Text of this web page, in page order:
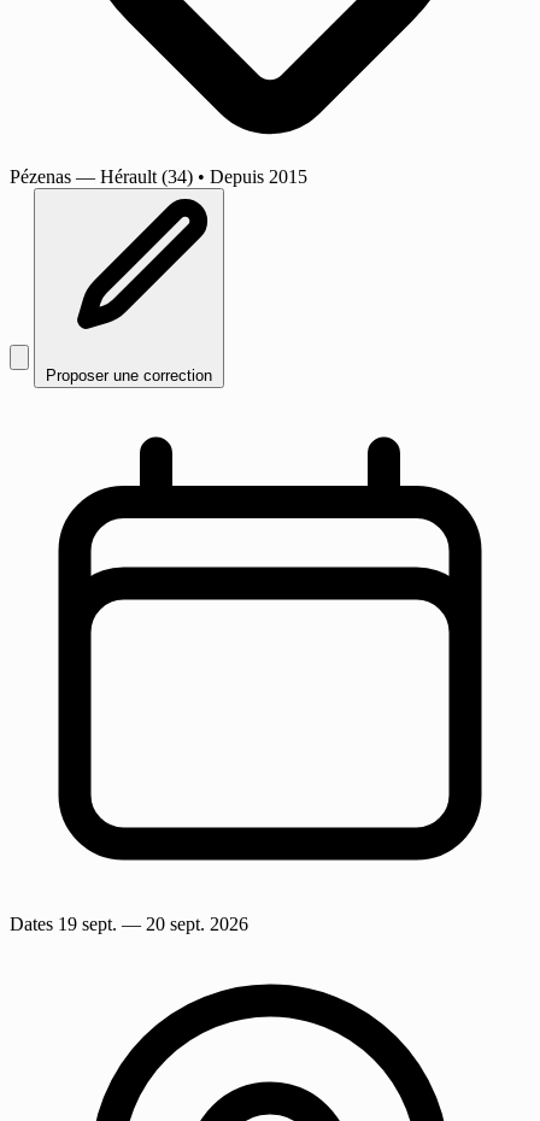
Pézenas — Hérault (34) • Depuis 2015
Proposer une correction
Dates 19 sept. — 20 sept. 2026